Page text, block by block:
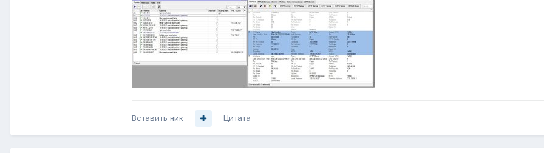
Вставить ник Цитата